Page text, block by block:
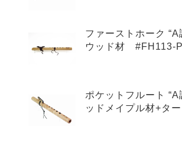
ファーストホーク “A
ウッド材 #FH113-
ポケットフルート “A
ッドメイプル材+タ